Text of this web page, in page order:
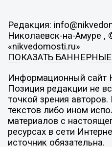
Редакция:
Николаевск-на-Амуре ,
«nikvedomosti.ru»
ПОКАЗАТЬ
Информационный сайт
Позиция редакции не
точкой зрения
текстов либо ином
материалов с
ресурсах в сети
источник обязательна.